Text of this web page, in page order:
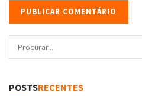
POSTSRECENTES